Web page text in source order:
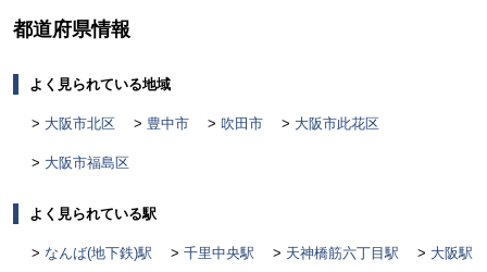
都道府県情報
よく見られている地域
大阪市北区 豊中市 吹田市 大阪市此花区
大阪市福島区
よく見られている駅
なんば(地下鉄)駅 千里中央駅 天神橋筋六丁目駅 大阪駅